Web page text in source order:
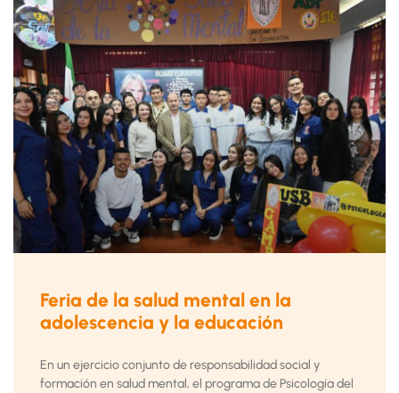
Feria de la salud mental en la
adolescencia y la educación
En un ejercicio conjunto de responsabilidad social y
formación en salud mental, el programa de Psicología del